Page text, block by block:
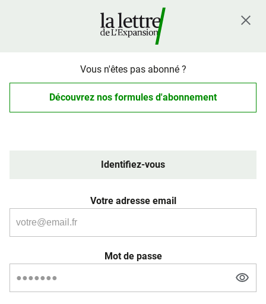
Vous n'êtes pas abonné ?
Découvrez nos formules d'abonnement
Identifiez-vous
Votre adresse email
Mot de passe